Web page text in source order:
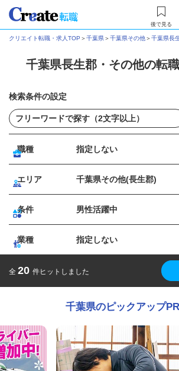
後で見る
クリエイト転職・求人TOP ＞千葉県＞千葉県その他＞千葉県長
千葉県長生郡・その他の転
検索条件の設定
職種 指定しない
エリア 千葉県その他(長生郡)
条件 男性活躍中
業種 指定しない
全 20 件ヒットしました
千葉県のピックアップ